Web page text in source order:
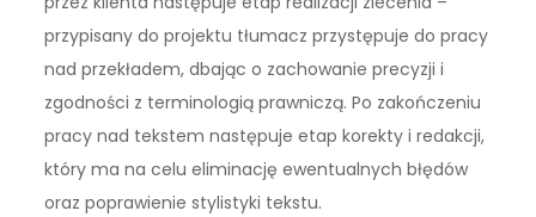
przypisany do projektu tłumacz przystępuje do pracy
nad przekładem, dbając o zachowanie precyzji i
zgodności z terminologią prawniczą. Po zakończeniu
pracy nad tekstem następuje etap korekty i redakcji,
który ma na celu eliminację ewentualnych błędów
oraz poprawienie stylistyki tekstu.